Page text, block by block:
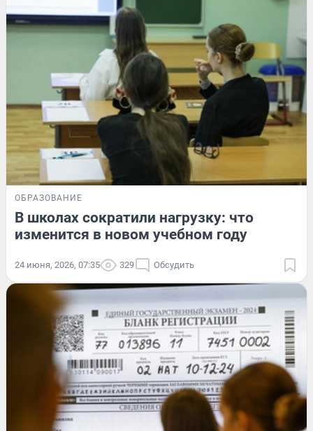
ОБРАЗОВАНИЕ
В школах сократили нагрузку: что
изменится в новом учебном году
24 июня, 2026, 07:35 329 Обсудить